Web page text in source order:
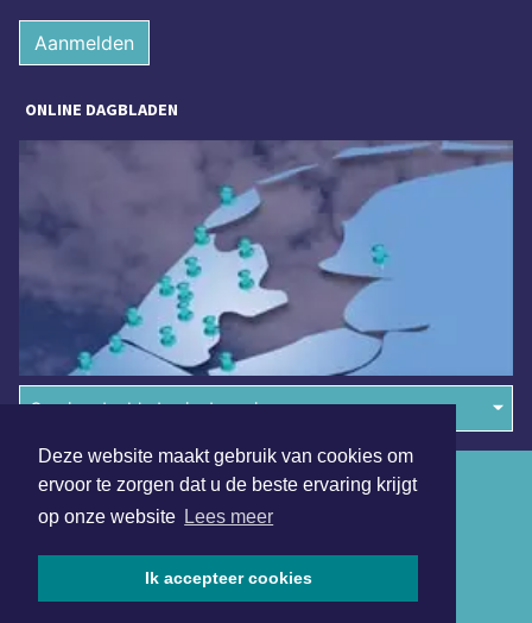
Deze website maakt gebruik van cookies om
ervoor te zorgen dat u de beste ervaring krijgt
op onze website Lees meer
Ik accepteer cookies
Aanmelden
ONLINE DAGBLADEN
Overige dagbladen in de regio
Algemene voorwaarden
Disclaimer